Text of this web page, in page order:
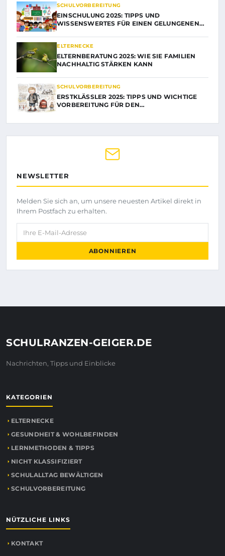
SCHULVORBEREITUNG
EINSCHULUNG 2025: TIPPS UND
WISSENSWERTES FÜR EINEN GELUNGENEN…
ELTERNECKE
ELTERNBERATUNG 2025: WIE SIE FAMILIEN
NACHHALTIG STÄRKEN KANN
SCHULVORBEREITUNG
ERSTKLÄSSLER 2025: TIPPS UND WICHTIGE
VORBEREITUNG FÜR DEN…
NEWSLETTER
Melden Sie sich an, um unsere neuesten Artikel direkt in
Ihrem Postfach zu erhalten.
Ihre E-Mail-Adresse
ABONNIEREN
SCHULRANZEN-GEIGER.DE
Nachrichten, Tipps und Einblicke
KATEGORIEN
ELTERNECKE
GESUNDHEIT & WOHLBEFINDEN
LERNMETHODEN & TIPPS
NICHT KLASSIFIZIERT
SCHULALLTAG BEWÄLTIGEN
SCHULVORBEREITUNG
NÜTZLICHE LINKS
KONTAKT